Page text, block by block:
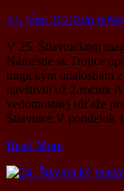
23. júna 2023Vio tv
V 25. Štiavnickom
Námestie sv.Trojice
tragickým udalostiam
navštívili už 2.ročník
vedomostnej súťaže
Štiavnice.V pondelok
Read More